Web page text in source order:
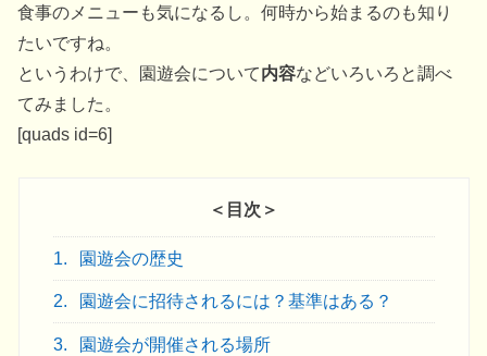
食事のメニューも気になるし。何時から始まるのも知り
たいですね。
というわけで、園遊会について内容などいろいろと調べ
てみました。
[quads id=6]
＜目次＞
1. 園遊会の歴史
2. 園遊会に招待されるには？基準はある？
3. 園遊会が開催される場所